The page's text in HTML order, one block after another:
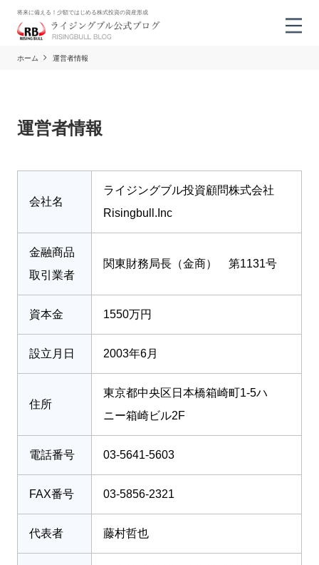
将来に備える！少額ではじめる株式投資の資産形成
ホーム 運営者情報
運営者情報
会社名
ライジングブル投資顧問株式会社
Risingbull.Inc
金融商品
取引業者
関東財務局長（金商） 第1131号
資本金 1550万円
設立月日 2003年6月
住所
東京都中央区日本橋箱崎町1-5ハ
ニー箱崎ビル2F
電話番号 03-5641-5603
FAX番号 03-5856-2321
代表者 藤村哲也